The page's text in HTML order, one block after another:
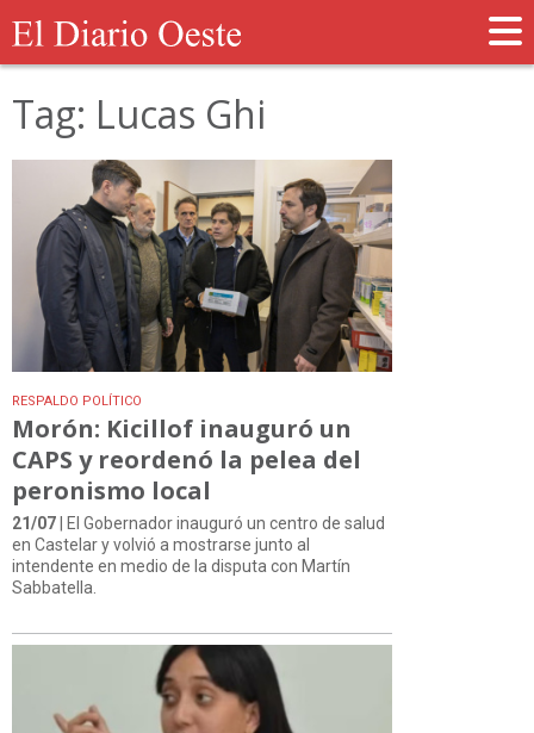
Tag: Lucas Ghi
RESPALDO POLÍTICO
Morón: Kicillof inauguró un
CAPS y reordenó la pelea del
peronismo local
21/07 | El Gobernador inauguró un centro de salud
en Castelar y volvió a mostrarse junto al
intendente en medio de la disputa con Martín
Sabbatella.